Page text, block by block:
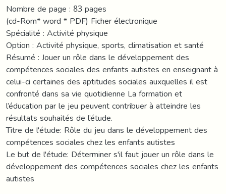
Nombre de page : 83 pages
(cd-Rom* word * PDF) Ficher électronique
Spécialité : Activité physique
Option : Activité physique, sports, climatisation et santé
Résumé : Jouer un rôle dans le développement des
compétences sociales des enfants autistes en enseignant à
celui-ci certaines des aptitudes sociales auxquelles il est
confronté dans sa vie quotidienne La formation et
l’éducation par le jeu peuvent contribuer à atteindre les
résultats souhaités de l’étude.
Titre de l'étude: Rôle du jeu dans le développement des
compétences sociales chez les enfants autistes
Le but de l'étude: Déterminer s'il faut jouer un rôle dans le
développement des compétences sociales chez les enfants
autistes